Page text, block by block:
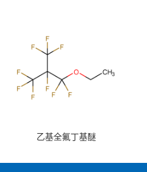
乙基全氟丁基醚